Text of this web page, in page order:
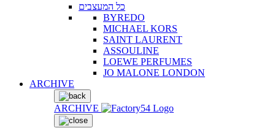
כל המעצבים
BYREDO
MICHAEL KORS
SAINT LAURENT
ASSOULINE
LOEWE PERFUMES
JO MALONE LONDON
ARCHIVE
ARCHIVE